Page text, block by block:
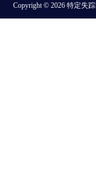
Copyright © 2026 特定失